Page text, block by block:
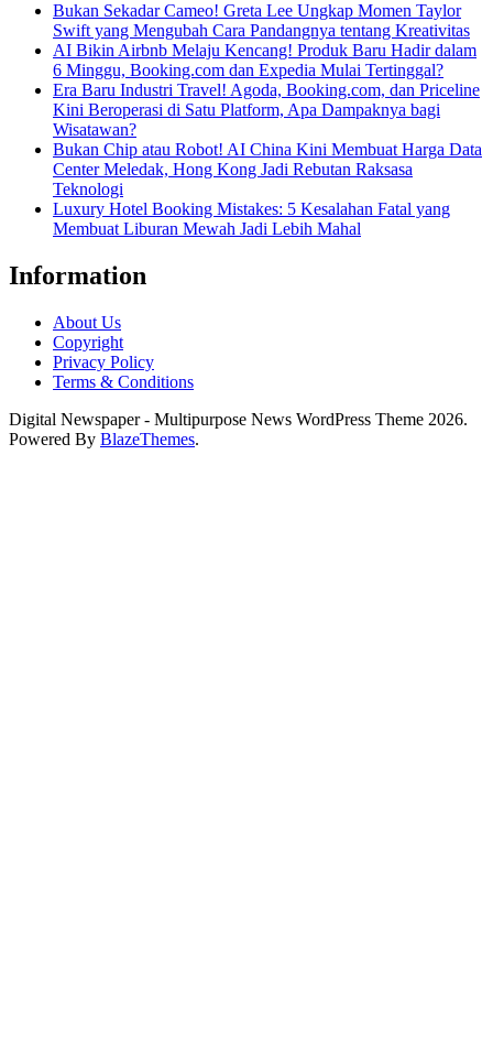
Bukan Sekadar Cameo! Greta Lee Ungkap Momen Taylor
Swift yang Mengubah Cara Pandangnya tentang Kreativitas
AI Bikin Airbnb Melaju Kencang! Produk Baru Hadir dalam
6 Minggu, Booking.com dan Expedia Mulai Tertinggal?
Era Baru Industri Travel! Agoda, Booking.com, dan Priceline
Kini Beroperasi di Satu Platform, Apa Dampaknya bagi
Wisatawan?
Bukan Chip atau Robot! AI China Kini Membuat Harga Data
Center Meledak, Hong Kong Jadi Rebutan Raksasa
Teknologi
Luxury Hotel Booking Mistakes: 5 Kesalahan Fatal yang
Membuat Liburan Mewah Jadi Lebih Mahal
Information
About Us
Copyright
Privacy Policy
Terms & Conditions
Digital Newspaper - Multipurpose News WordPress Theme 2026.
Powered By BlazeThemes.